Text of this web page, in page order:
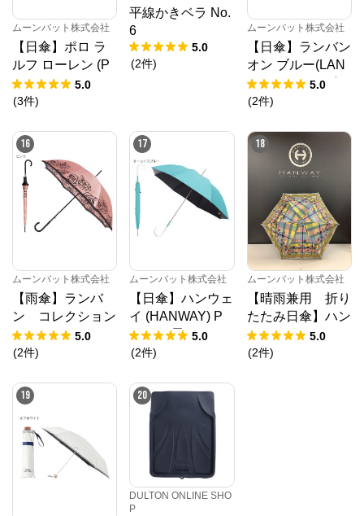
ムーンバット株式会社
【日傘】ポロ ラ
ルフ ローレン (P
OLO RALPH LAU
REN) ポロベアプ
OLO ショート長
傘
5.0
(3件)
平線かきベラ No.
6
5.0
(2件)
ムーンバット株式会社
【日傘】ランバン
オン ブルー(LAN
VIN en Bleu) ビジ
ューリボン 晴雨
熱 UV
5.0
(2件)
16
ムーンバット株式会社
【雨傘】ランバ
ン コレクション
(LANVIN COLL
ECTION) 薔薇 ロ
傘 【公式ムーン
バット】 レディ
ース ギフト
5.0
(2件)
17
ムーンバット株式会社
【日傘】ハンウェ
イ (HANWAY) P
ツイル 黒ラミネ
ート メイクアッ
ールウェザー 遮
光 アクリル手元
晴雨兼用 UV 日本
5.0
(2件)
18
ムーンバット株式会社
【晴雨兼用 折り
たたみ日傘】ハン
ウェイ（ＨＡＮＷ
ＡＹ）Dia de los
5.0
(2件)
19 20
DULTON ONLINE SHO
P